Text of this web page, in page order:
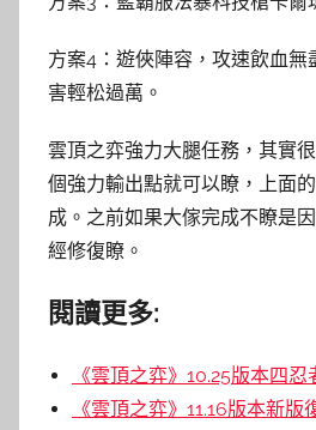
方案4：遊俠陣容，攻速飲血無
害輕松過萬。
雲頂之弈強力大腿任務，其實
個強力輸出點就可以瞭，上面
成。之前如果大傢完成不瞭是
經修復瞭。
閱讀更多:
《雲頂之弈》10.25版本四
《雲頂之弈》11.16版本新